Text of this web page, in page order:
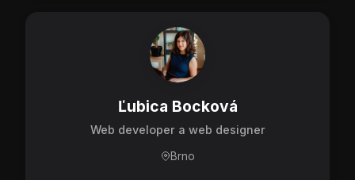
Ľubica Bocková
Web developer a web designer
Brno